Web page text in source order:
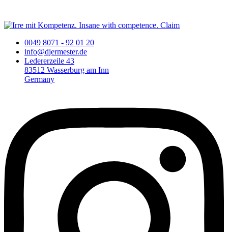
0049 8071 - 92 01 20
info@djermester.de
Ledererzeile 43
83512 Wasserburg am Inn
Germany